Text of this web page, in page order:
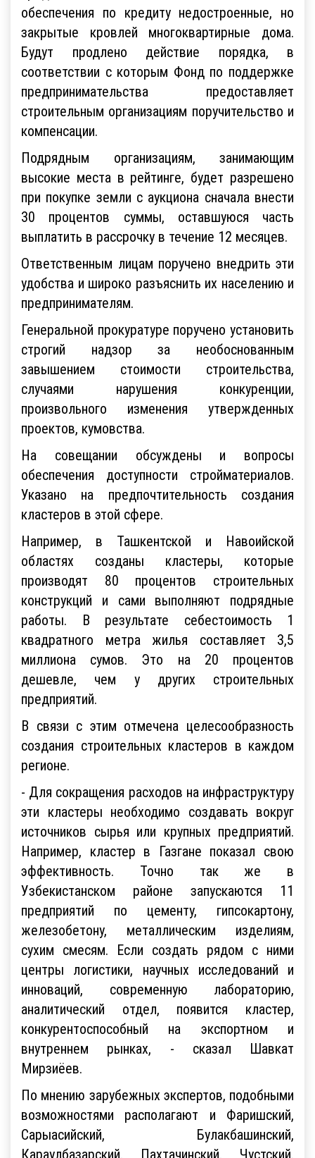
обеспечения по кредиту недостроенные, но
закрытые кровлей многоквартирные дома.
Будут продлено действие порядка, в
соответствии с которым Фонд по поддержке
предпринимательства предоставляет
строительным организациям поручительство и
компенсации.
Подрядным организациям, занимающим
высокие места в рейтинге, будет разрешено
при покупке земли с аукциона сначала внести
30 процентов суммы, оставшуюся часть
выплатить в рассрочку в течение 12 месяцев.
Ответственным лицам поручено внедрить эти
удобства и широко разъяснить их населению и
предпринимателям.
Генеральной прокуратуре поручено установить
строгий надзор за необоснованным
завышением стоимости строительства,
случаями нарушения конкуренции,
произвольного изменения утвержденных
проектов, кумовства.
На совещании обсуждены и вопросы
обеспечения доступности стройматериалов.
Указано на предпочтительность создания
кластеров в этой сфере.
Например, в Ташкентской и Навоийской
областях созданы кластеры, которые
производят 80 процентов строительных
конструкций и сами выполняют подрядные
работы. В результате себестоимость 1
квадратного метра жилья составляет 3,5
миллиона сумов. Это на 20 процентов
дешевле, чем у других строительных
предприятий.
В связи с этим отмечена целесообразность
создания строительных кластеров в каждом
регионе.
- Для сокращения расходов на инфраструктуру
эти кластеры необходимо создавать вокруг
источников сырья или крупных предприятий.
Например, кластер в Газгане показал свою
эффективность. Точно так же в
Узбекистанском районе запускаются 11
предприятий по цементу, гипсокартону,
железобетону, металлическим изделиям,
сухим смесям. Если создать рядом с ними
центры логистики, научных исследований и
инноваций, современную лабораторию,
аналитический отдел, появится кластер,
конкурентоспособный на экспортном и
внутреннем рынках, - сказал Шавкат
Мирзиёев.
По мнению зарубежных экспертов, подобными
возможностями располагают и Фаришский,
Сарыасийский, Булакбашинский,
Караулбазарский, Пахтачинский, Чустский,